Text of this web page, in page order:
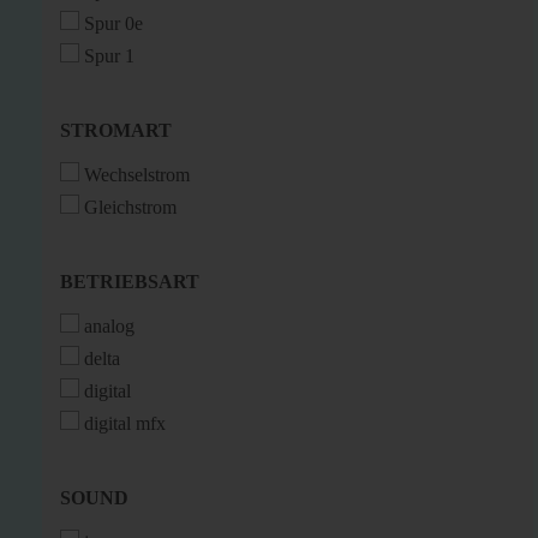
Spur 0e
Spur 1
STROMART
STROMART
Wechselstrom
Gleichstrom
BETRIEBSART
BETRIEBSART
analog
delta
digital
digital mfx
SOUND
SOUND